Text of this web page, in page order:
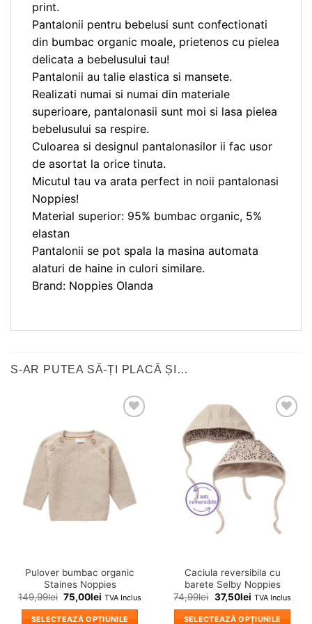
print.
Pantalonii pentru bebelusi sunt confectionati
din bumbac organic moale, prietenos cu pielea
delicata a bebelusului tau!
Pantalonii au talie elastica si mansete.
Realizati numai si numai din materiale
superioare, pantalonasii sunt moi si lasa pielea
bebelusului sa respire.
Culoarea si designul pantalonasilor ii fac usor
de asortat la orice tinuta.
Micutul tau va arata perfect in noii pantalonasi
Noppies!
Material superior: 95% bumbac organic, 5%
elastan
Pantalonii se pot spala la masina automata
alaturi de haine in culori similare.
Brand: Noppies Olanda
S-AR PUTEA SĂ-ȚI PLACĂ ȘI…
Adauga
wishlist!
Pulover bumbac organic
Staines Noppies
149,99lei 75,00lei TVA Inclus
SELECTEAZĂ OPȚIUNILE
wishlist!
Caciula reversibila cu
barete Selby Noppies
74,99lei 37,50lei TVA Inclus
SELECTEAZĂ OPȚIUNILE